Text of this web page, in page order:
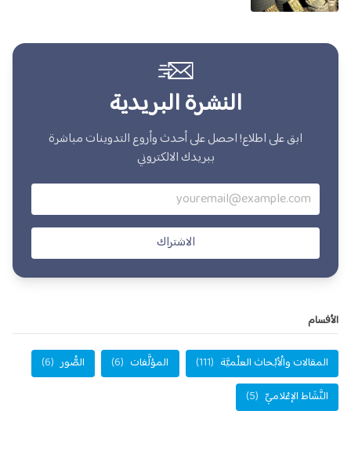
النشرة البريدية
ابق على اطلاع! احصل على أحدث وأروع التدوينات مباشرة
ببريدك الالكتروني
الاشتراك
الأفسام
المقالات والْأبْحاث العلْميَّة (111) المؤلَّفات (6) الصُّور (6)
النَّشَاط الإعْلاميِّ (5)